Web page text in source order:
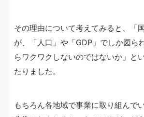
その理由について考えてみると、「
が、「人口」や「GDP」でしか図ら
らワクワクしないのではないか」と
たりました。
もちろん各地域で事業に取り組んで